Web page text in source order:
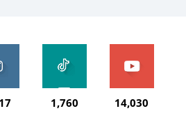
1,760 14,030